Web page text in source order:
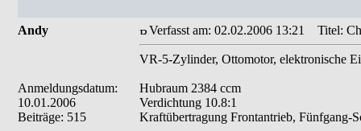
Andy
Anmeldungsdatum:
10.01.2006
Beiträge: 515
Verfasst am: 02.02.2006 13:21 Titel:
VR-5-Zylinder, Ottomotor, elektronische
Hubraum 2384 ccm
Verdichtung 10.8:1
Kraftübertragung Frontantrieb, Fünfgang-